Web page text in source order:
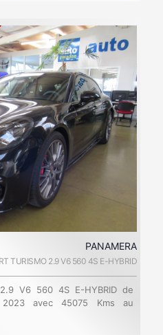
PANAMERA
TURISMO 2.9 V6 560 4S E-HYBRID
2.9 V6 560 4S E-HYBRID de
2023 avec 45075 Kms au